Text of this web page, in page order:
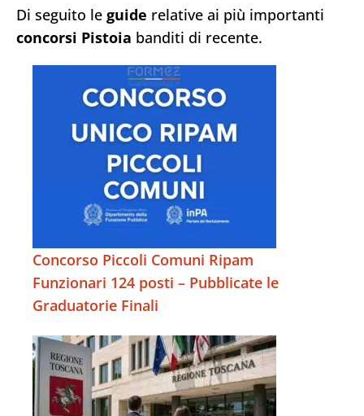
Di seguito le guide relative ai più importanti
concorsi Pistoia banditi di recente.
Concorso Piccoli Comuni Ripam
Funzionari 124 posti – Pubblicate le
Graduatorie Finali